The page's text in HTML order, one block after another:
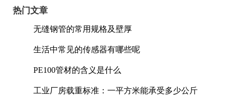
热门文章
无缝钢管的常用规格及壁厚
生活中常见的传感器有哪些呢
PE100管材的含义是什么
工业厂房载重标准：一平方米能承受多少公斤